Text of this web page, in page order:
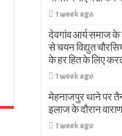
1 week ago
देवगांव आर्य समाज के
से चयन विद्युत
के हर हित के लिए
1 week ago
मेहनाजपुर थाने पर
इलाज के दौरान
1 week ago